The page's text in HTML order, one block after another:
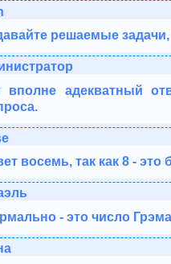
решаемые задачи,
вполне адекватный
восемь, так как 8 - это
- это число